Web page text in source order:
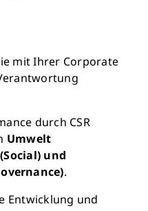
mit Ihrer Corporate
durch CSR
Umwelt
und
.
Entwicklung und